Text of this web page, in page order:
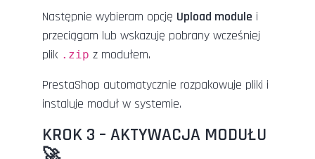
Następnie wybieram opcję Upload module i
przeciągam lub wskazuję pobrany wcześniej
plik .zip z modułem.
PrestaShop automatycznie rozpakowuje pliki i
instaluje moduł w systemie.
KROK 3 – AKTYWACJA MODUŁU